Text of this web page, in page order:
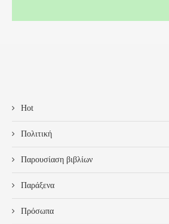
Hot
Πολιτική
Παρουσίαση βιβλίων
Παράξενα
Πρόσωπα